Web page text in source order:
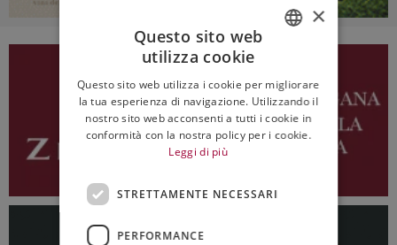
ENGLISH
×
Questo sito web
utilizza cookie
Questo sito web utilizza i cookie per migliorare
la tua esperienza di navigazione. Utilizzando il
nostro sito web acconsenti a tutti i cookie in
conformità con la nostra policy per i cookie.
Leggi di più
STRETTAMENTE NECESSARI
PERFORMANCE